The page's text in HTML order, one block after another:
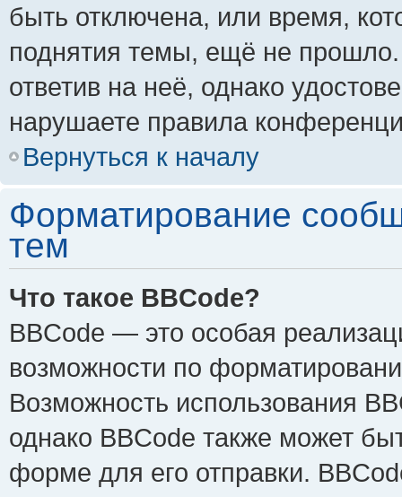
быть отключена, или время,
поднятия темы, ещё не
ответив на неё, однако
нарушаете правила
Вернуться к началу
Форматирование
тем
Что такое BBCode?
BBCode — это особая
возможности по
Возможность использования
однако BBCode также может
форме для его отправки.